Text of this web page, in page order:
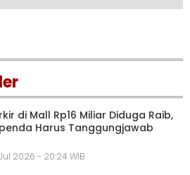
di Mall Rp16 Miliar Diduga Raib,
Harus Tanggungjawab
2026 - 20:24 WIB